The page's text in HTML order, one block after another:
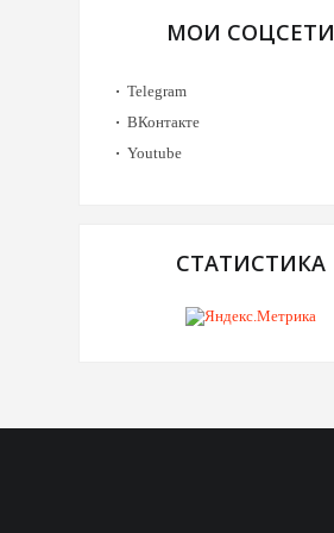
МОИ СОЦСЕТИ
Telegram
ВКонтакте
Youtube
СТАТИСТИКА